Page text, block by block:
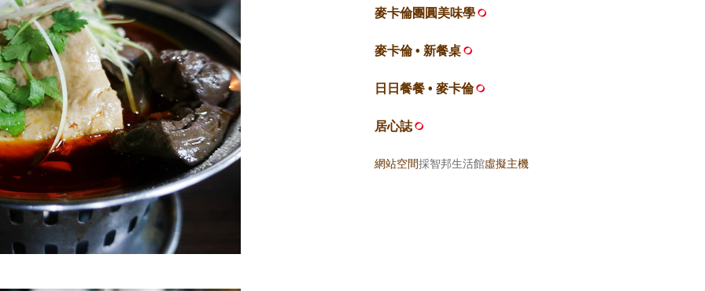
麥卡倫團圓美味學
麥卡倫 • 新餐桌
日日餐餐 • 麥卡倫
居心誌
網站空間採智邦生活館虛擬主機